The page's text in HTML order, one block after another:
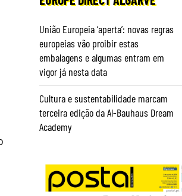
União Europeia ‘aperta’: novas regras
europeias vão proibir estas
embalagens e algumas entram em
vigor já nesta data
Cultura e sustentabilidade marcam
terceira edição da Al-Bauhaus Dream
Academy